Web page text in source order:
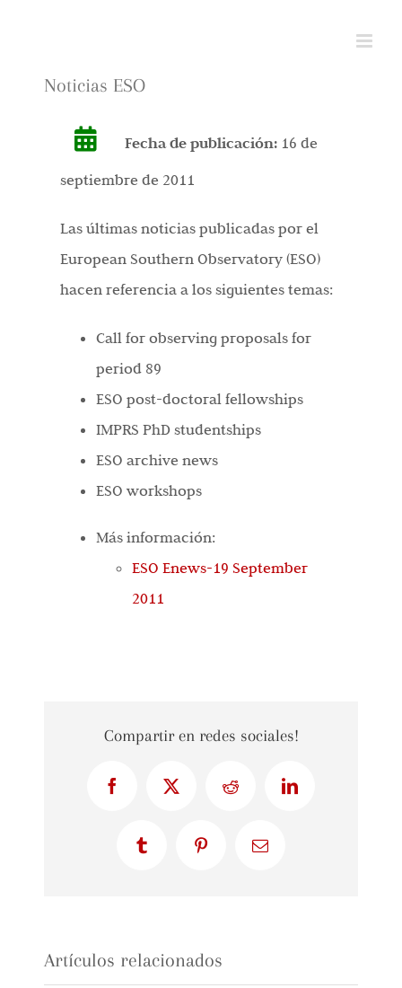
contenidoNoticias ESO
Fecha de publicación: 16 de
septiembre de 2011
Las últimas noticias publicadas por el
European Southern Observatory (ESO)
hacen referencia a los siguientes temas:
Call for observing proposals for
period 89
ESO post-doctoral fellowships
IMPRS PhD studentships
ESO archive news
ESO workshops
Más información:
ESO Enews-19 September
2011
Compartir en redes sociales!
FacebookX Reddit LinkedIn
Tumblr PinterestCorreo
Artículos relacionados